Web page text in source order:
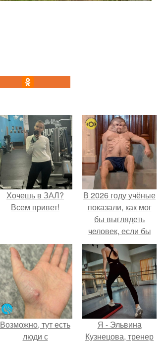
Хочешь в ЗАЛ?
Всем привет!
В 2026 году учёные
показали, как мог
бы выглядеть
человек, если бы
его тело
эволюционировало
специально для
выживания в
автокатастpoфах.
Возможно, тут есть
люди с
Я - Эльвина
Кузнецова, тренер